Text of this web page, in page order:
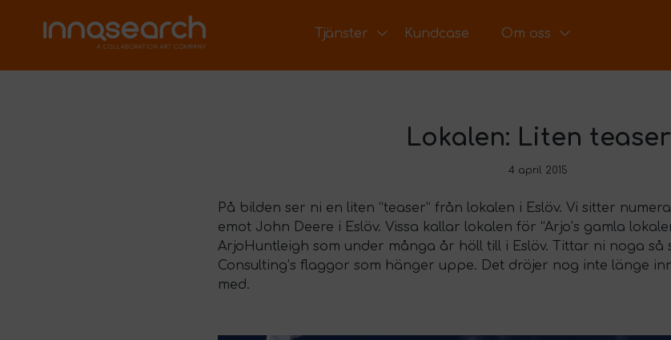
Tjänster Kundcase Om oss
Lokalen: Liten teaser
4 april 2015
På bilden ser ni en liten “teaser” från lokalen i Eslöv. Vi sitter
emot John Deere i Eslöv. Vissa kallar lokalen för “Arjo’s gamla
ArjoHuntleigh som under många år höll till i Eslöv. Tittar ni noga så
Consulting’s flaggor som hänger uppe. Det dröjer nog inte länge
med.